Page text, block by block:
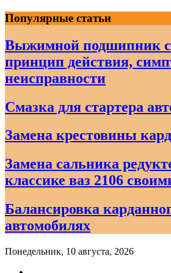
Skip
to
content
Популярные статьи
Выжимной подшипник
принцип действия,
неисправности
Смазка для стартера
Замена крестовины
Замена сальника
классике ваз 2106
Балансировка
автомобилях
Понедельник, 10 августа, 2026